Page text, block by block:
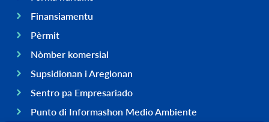
Finansiamentu
Pèrmit
Nòmber komersial
Supsidionan i Areglonan
Sentro pa Empresariado
Punto di Informashon Medio Ambiente